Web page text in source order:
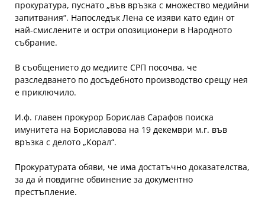
прокуратура, пуснато „във връзка с множество медийни
запитвания“. Напоследък Лена се изяви като един от
най-смислените и остри опозиционери в Народното
събрание.
В съобщението до медиите СРП посочва, че
разследването по досъдебното производство срещу нея
е приключило.
И.ф. главен прокурор Борислав Сарафов поиска
имунитета на Бориславова на 19 декември м.г. във
връзка с делото „Корал“.
Прокуратурата обяви, че има достатъчно доказателства,
за да ѝ повдигне обвинение за документно
престъпление.